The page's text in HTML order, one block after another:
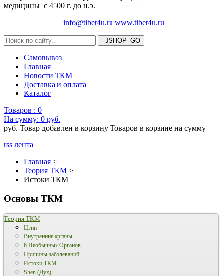
медицины с 4500 г. до н.э.
info@tibet4u.ru www.tibet4u.ru
Самовывоз
Главная
Новости ТКМ
Доставка и оплата
Каталог
Товаров : 0
На сумму: 0 руб.
руб. Товар добавлен в корзину Товаров в корзине на сумму
rss лента
Главная >
Теория ТКМ >
Истоки ТКМ
Основы ТКМ
Теория ТКМ
Цзин
Внутренние органы
6 Необычных Органов
Причины заболеваний
Истоки ТКМ
Shen (Дух)